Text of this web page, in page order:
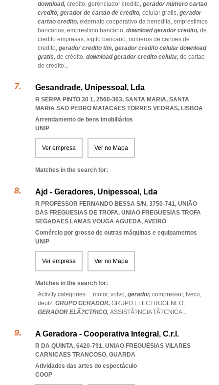
download, credito, gerenciador credito, gerador numero cartao
credito, gerador de cartao de credito, celular gratis, gerador
cartao credito, externato cooperativo da benedita, emprestimos
bancarios, emprestimo bancario, download gerador credito, de
credito empresas, sigilo bancario, numeros de cartoes de
credito, gerador credito tim, gerador credito celular download
gratis, de crédito, download gerador credito celular, do cartao
de credito...
Gesandrade, Unipessoal, Lda
R SERPA PINTO 30 1, 2560-363, SANTA MARIA, SANTA
MARIA SAO PEDRO MATACAES TORRES VEDRAS, LISBOA
Arrendamento de bens imobiliários
UNIP
Ver empresa Ver no Mapa
Matches in the search for:
Ajd - Geradores, Unipessoal, Lda
R PROFESSOR FERNANDO BESSA S/N, 3750-741, UNIÃO
DAS FREGUESIAS DE TROFA, UNIAO FREGUESIAS TROFA
SEGADAES LAMAS VOUGA AGUEDA, AVEIRO
Comércio por grosso de outras máquinas e equipamentos
UNIP
Ver empresa Ver no Mapa
Matches in the search for:
Activity categories: ...motor, volvo, gerador, compressor, Iveco,
deutz, GRUPO GERADOR, GRUPO ELECTROGENEO,
GERADOR ELÃ?CTRICO, ASSISTÃ?NCIA TÃ?CNICA...
A Geradora - Cooperativa Integral, C.r.l.
R DA QUINTA, 6420-791, UNIAO FREGUESIAS VILARES
CARNICAES TRANCOSO, GUARDA
Atividades das artes do espectáculo
COOP